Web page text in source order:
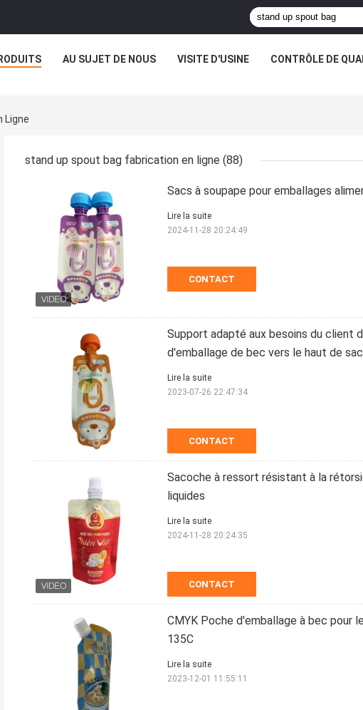
AU SUJET DE NOUS VISITE D'USINE CONTRÔLE DE
Ligne
stand up spout bag fabrication en ligne (88)
Sacs à soupape pour emballages
CONTACT
Lire la suite
2024-11-28 20:24:49
Support adapté aux besoins du client
d'emballage de bec vers le haut de
CONTACT
Lire la suite
2023-07-26 22:47:34
Sacoche à ressort résistant à la
liquides
CONTACT
Lire la suite
2024-11-28 20:24:35
CMYK Poche d'emballage à bec pour
135C
Lire la suite
2023-12-01 11:55:11